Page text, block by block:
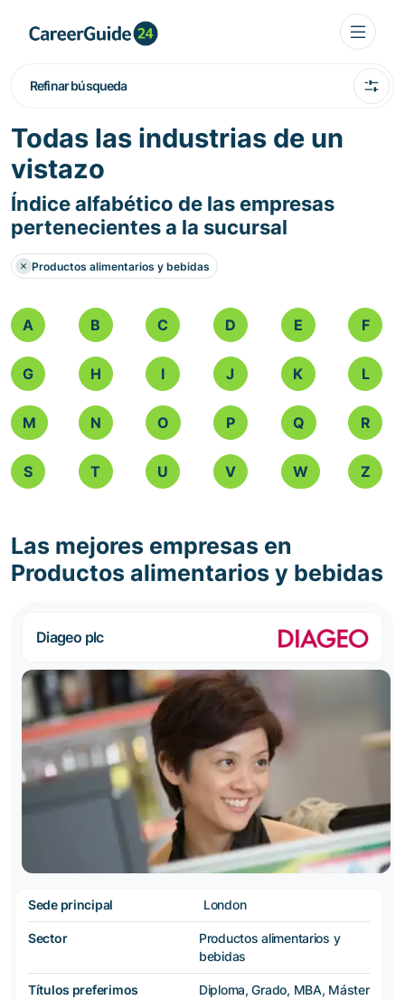
Refinar búsqueda
Todas las industrias de un
vistazo
Índice alfabético de las empresas
pertenecientes a la sucursal
Productos alimentarios y bebidas
A B C D E F
G H I J K L
M N O P Q R
S T U V W Z
Las mejores empresas en
Productos alimentarios y bebidas
Diageo plc
Sede principal London
Sector
Productos alimentarios y
bebidas
Títulos preferimos Diploma, Grado, MBA, Máster